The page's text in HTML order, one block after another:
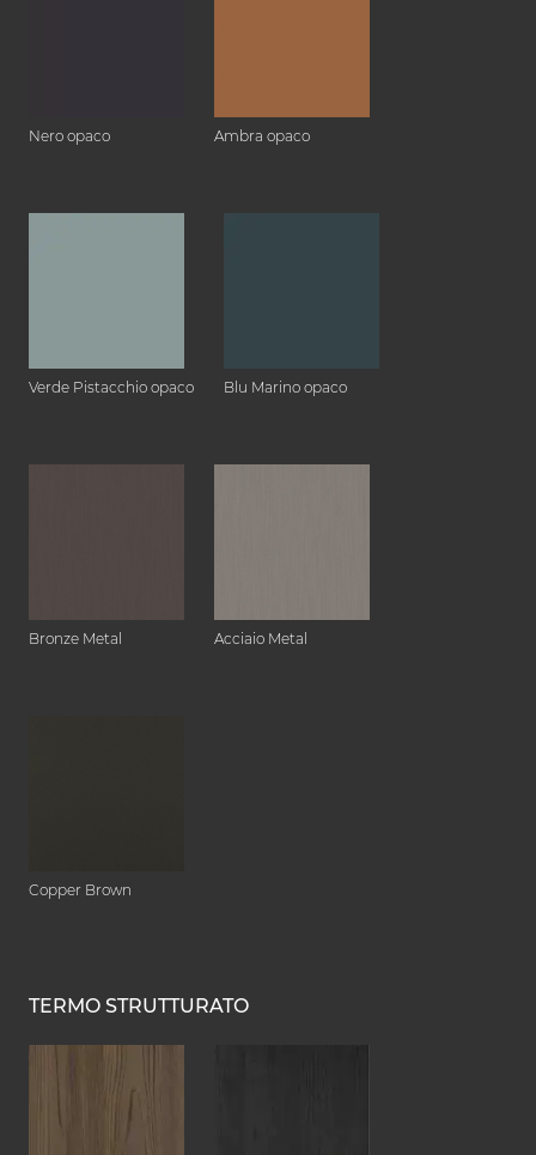
Nero opaco Ambra opaco
Verde Pistacchio opaco Blu Marino opaco
Bronze Metal Acciaio Metal
Copper Brown
TERMO STRUTTURATO